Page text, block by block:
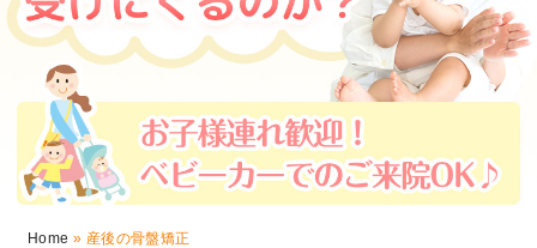
Home » 産後の骨盤矯正